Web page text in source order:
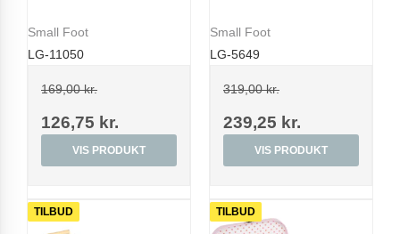
Small Foot
LG-11050
169,00 kr.
126,75 kr.
VIS PRODUKT
Small Foot
LG-5649
319,00 kr.
239,25 kr.
VIS PRODUKT
TILBUD TILBUD